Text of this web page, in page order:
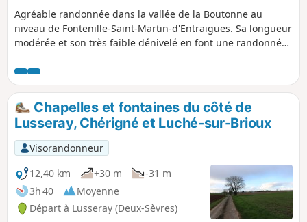
Agréable randonnée dans la vallée de la Boutonne au
niveau de Fontenille-Saint-Martin-d'Entraigues. Sa longueur
modérée et son très faible dénivelé en font une randonnée
importante, notamment au niveau des Chaumes Pelés qui
est un site en réserve, hébergeant une faune diversifiée et
plusieurs espèces d'orchidées.
Chapelles et fontaines du côté de
Lusseray, Chérigné et Luché-sur-Brioux
Visorandonneur
12,40 km
+30 m
-31 m
3h 40
Moyenne
Départ à Lusseray (Deux-Sèvres)